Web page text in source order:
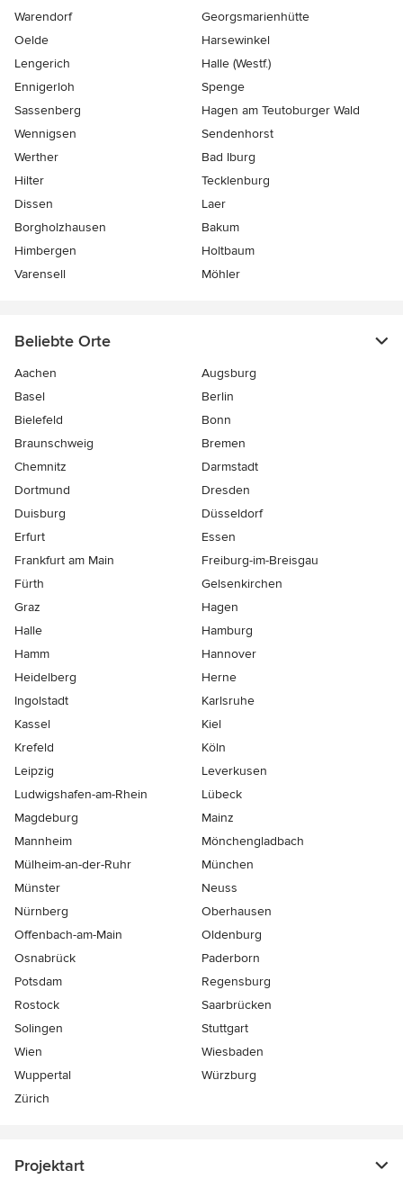
Warendorf
Georgsmarienhütte
Oelde
Harsewinkel
Lengerich
Halle (Westf.)
Ennigerloh
Spenge
Sassenberg
Hagen am Teutoburger Wald
Wennigsen
Sendenhorst
Werther
Bad Iburg
Hilter
Tecklenburg
Dissen
Laer
Borgholzhausen
Bakum
Himbergen
Holtbaum
Varensell
Möhler
Beliebte Orte
Aachen
Augsburg
Basel
Berlin
Bielefeld
Bonn
Braunschweig
Bremen
Chemnitz
Darmstadt
Dortmund
Dresden
Duisburg
Düsseldorf
Erfurt
Essen
Frankfurt am Main
Freiburg-im-Breisgau
Fürth
Gelsenkirchen
Graz
Hagen
Halle
Hamburg
Hamm
Hannover
Heidelberg
Herne
Ingolstadt
Karlsruhe
Kassel
Kiel
Krefeld
Köln
Leipzig
Leverkusen
Ludwigshafen-am-Rhein
Lübeck
Magdeburg
Mainz
Mannheim
Mönchen­gladbach
Mülheim-an-der-Ruhr
München
Münster
Neuss
Nürnberg
Oberhausen
Offenbach-am-Main
Oldenburg
Osnabrück
Paderborn
Potsdam
Regensburg
Rostock
Saarbrücken
Solingen
Stuttgart
Wien
Wiesbaden
Wuppertal
Würzburg
Zürich
Projektart